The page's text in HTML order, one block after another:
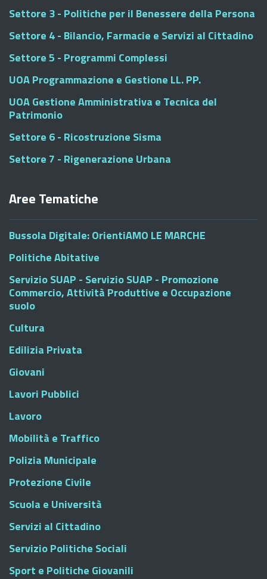
Settore 3 - Politiche per il Benessere della Persona
Settore 4 - Bilancio, Farmacie e Servizi al Cittadino
Settore 5 - Programmi Complessi
UOA Programmazione e Gestione LL. PP.
UOA Gestione Amministrativa e Tecnica del
Patrimonio
Settore 6 - Ricostruzione Sisma
Settore 7 - Rigenerazione Urbana
Aree Tematiche
Bussola Digitale: OrientiAMO LE MARCHE
Politiche Abitative
Servizio SUAP - Servizio SUAP - Promozione
Commercio, Attività Produttive e Occupazione
suolo
Cultura
Edilizia Privata
Giovani
Lavori Pubblici
Lavoro
Mobilità e Traffico
Polizia Municipale
Protezione Civile
Scuola e Università
Servizi al Cittadino
Servizio Politiche Sociali
Sport e Politiche Giovanili